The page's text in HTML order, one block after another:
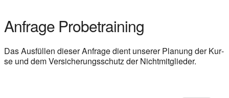
Anfra­ge Pro­be­trai­ning
Das Aus­fül­len die­ser Anfra­ge dient unse­rer Pla­nung der Kur­
se und dem Ver­si­che­rungs­schutz der Nicht­mit­glie­der.